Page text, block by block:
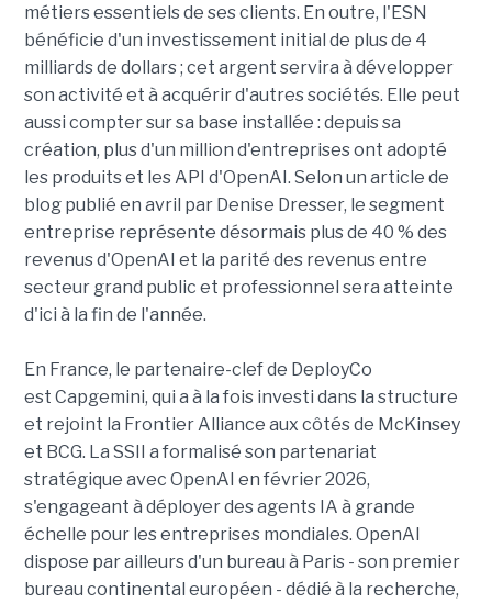
métiers essentiels de ses clients. En outre, l'ESN
bénéficie d'un investissement initial de plus de 4
milliards de dollars ; cet argent servira à développer
son activité et à acquérir d'autres sociétés. Elle peut
aussi compter sur sa base installée : depuis sa
création, plus d'un million d'entreprises ont adopté
les produits et les API d'OpenAI. Selon un article de
blog publié en avril par Denise Dresser, le segment
entreprise représente désormais plus de 40 % des
revenus d'OpenAI et la parité des revenus entre
secteur grand public et professionnel sera atteinte
d'ici à la fin de l'année.
En France, le partenaire-clef de DeployCo
est Capgemini, qui a à la fois investi dans la structure
et rejoint la Frontier Alliance aux côtés de McKinsey
et BCG. La SSII a formalisé son partenariat
stratégique avec OpenAI en février 2026,
s'engageant à déployer des agents IA à grande
échelle pour les entreprises mondiales. OpenAI
dispose par ailleurs d'un bureau à Paris - son premier
bureau continental européen - dédié à la recherche,